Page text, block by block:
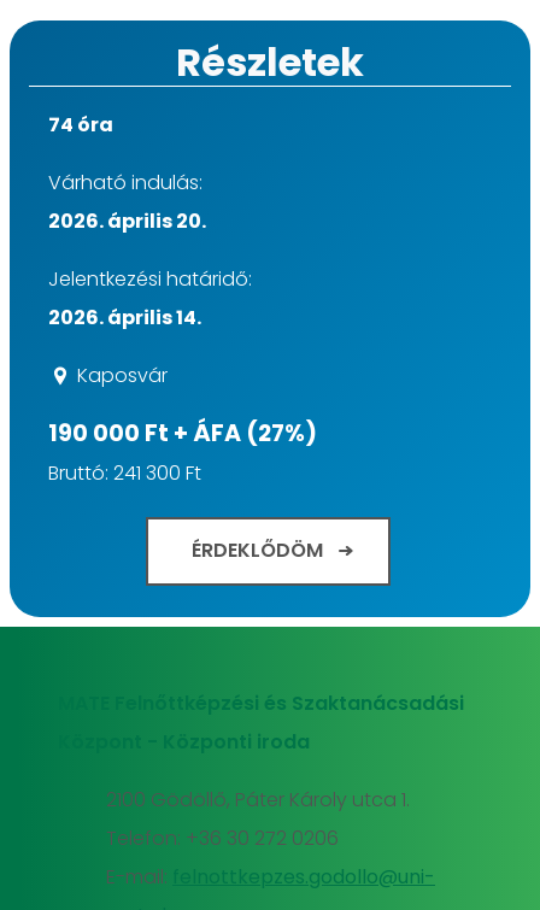
Részletek
74 óra
Várható indulás:
2026. április 20.
Jelentkezési határidő:
2026. április 14.
Kaposvár
190 000 Ft + ÁFA (27%)
Bruttó: 241 300 Ft
ÉRDEKLŐDÖM
MATE Felnőttképzési és Szaktanácsadási
Központ - Központi iroda
2100 Gödöllő, Páter Károly utca 1.
Telefon: +36 30 272 0206
E-mail:
felnottkepzes.godollo@uni-